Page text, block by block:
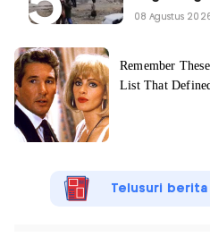
08 Agustus
Telusuri